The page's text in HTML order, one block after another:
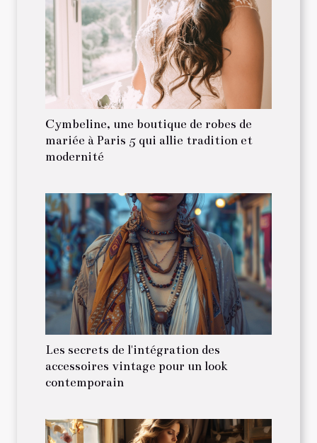
Cymbeline, une boutique de robes de
mariée à Paris 5 qui allie tradition et
modernité
Les secrets de l'intégration des
accessoires vintage pour un look
contemporain